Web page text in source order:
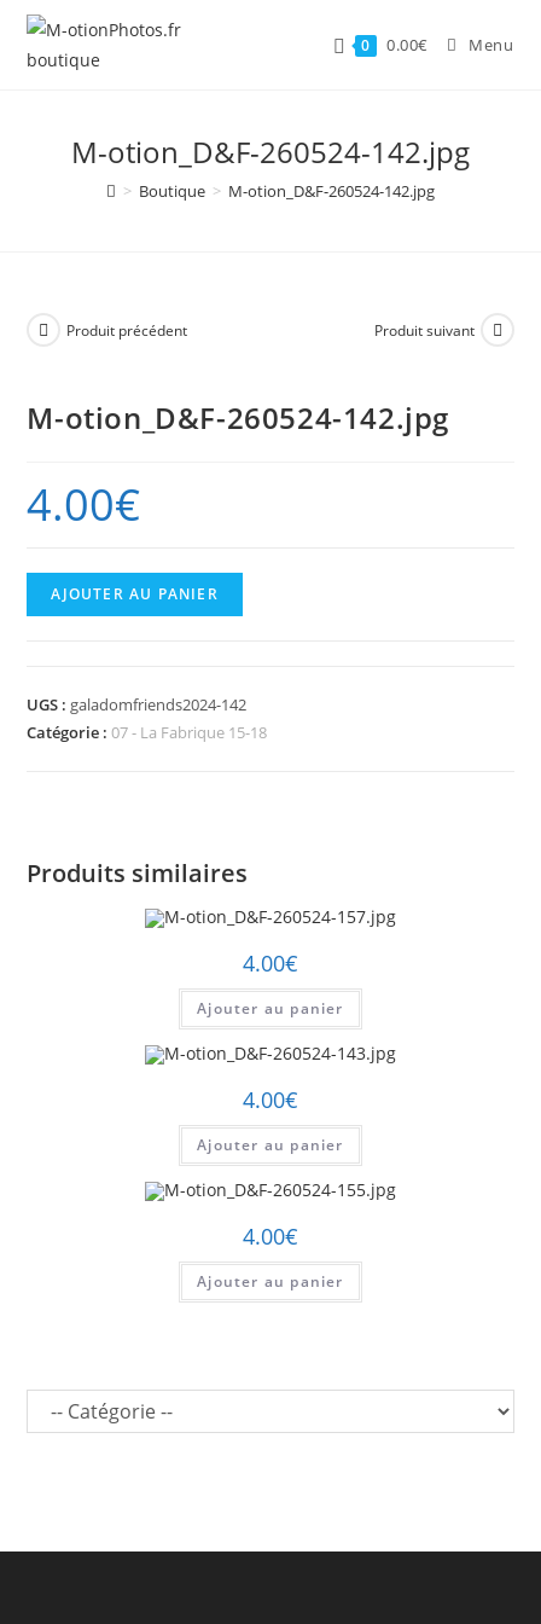
Skip
content
0 0.00€ Menu
M-otion_D&F-260524-142.jpg
> Boutique > M-otion_D&F-260524-142.jpg
Produit précédent Produit suivant
M-otion_D&F-260524-142.jpg
4.00€
quantité
de
260524-
142.jpg
AJOUTER AU PANIER
UGS : galadomfriends2024-142
Catégorie :07 - La Fabrique 15-18
Produits similaires
4.00€
Ajouter au panier
4.00€
Ajouter au panier
4.00€
Ajouter au panier